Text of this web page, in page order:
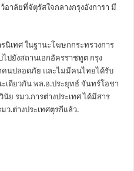
าลัยที่จัตุรัสใจกลางกรุงอังการา มี
นิเทศ ในฐานะโฆษกกระทรวงการ
ไปยังสถานเอกอัครราชทูต กรุง
คนปลอดภัย และไม่มีคนไทยได้รับ
เดียวกัน พล.อ.ประยุทธ์ จันทร์โอชา
ย รมว.การต่างประเทศ ได้มีสาร
ว.ต่างประเทศตุรกีแล้ว.